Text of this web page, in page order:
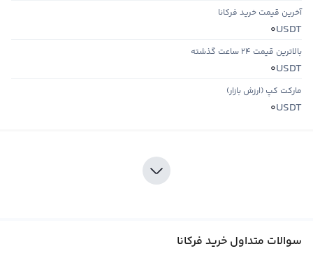
آخرین قیمت خرید فرکانا
USDT
0
بالاترین قیمت ۲۴ ساعت گذشته
USDT
0
مارکت کپ (ارزش بازار)
USDT
0
سوالات متداول خرید فرکانا